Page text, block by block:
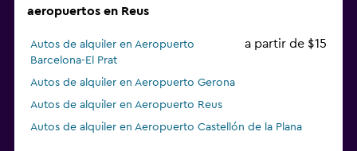
aeropuertos en Reus
Autos de alquiler en Aeropuerto
Barcelona-El Prat
a partir de $15
Autos de alquiler en Aeropuerto Gerona
Autos de alquiler en Aeropuerto Reus
Autos de alquiler en Aeropuerto Castellón de la Plana